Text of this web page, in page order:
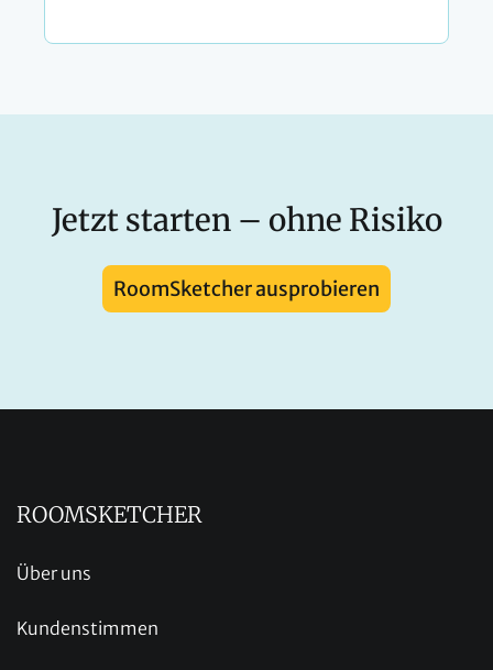
Jetzt starten – ohne Risiko
RoomSketcher ausprobieren
ROOMSKETCHER
Über uns
Kundenstimmen